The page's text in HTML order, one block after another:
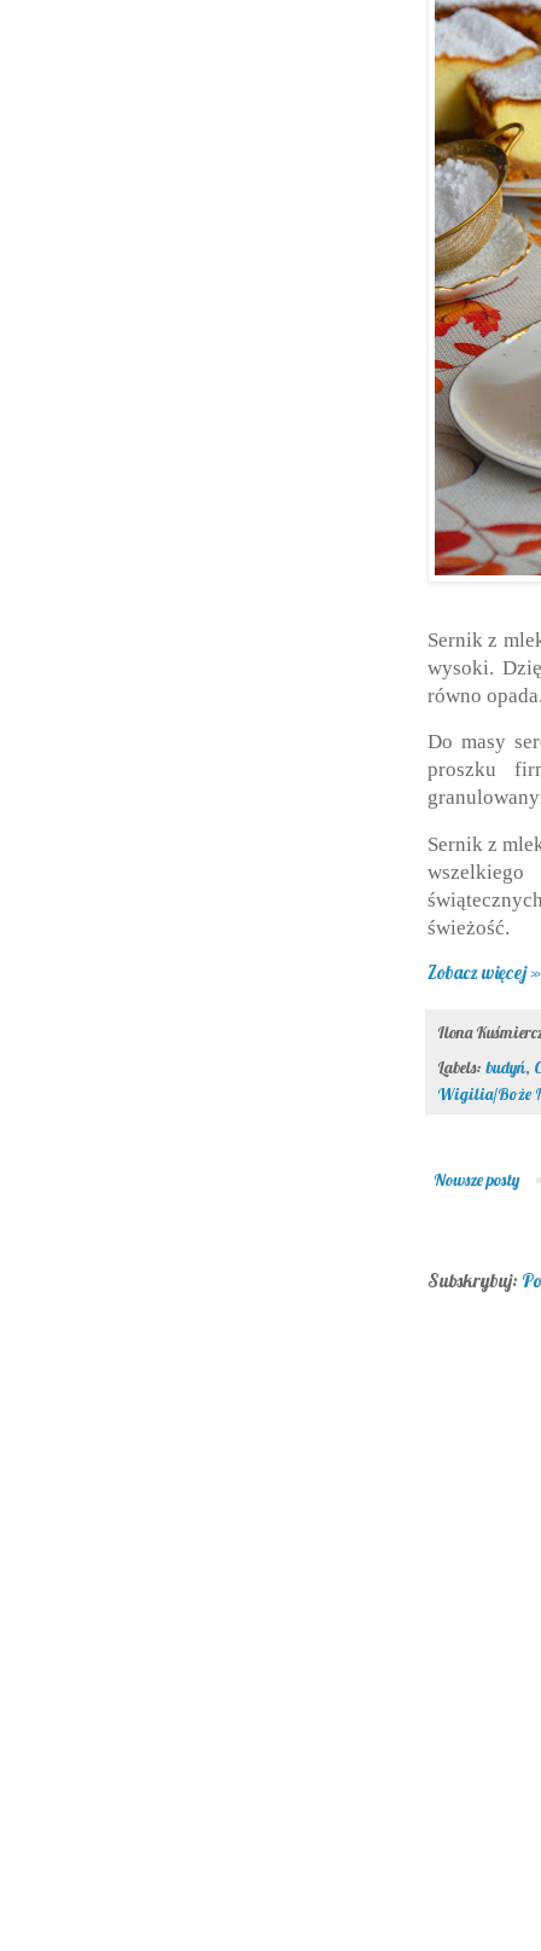
Sernik z
wysoki.
równo
Do masy
proszku
Sernik z
świeżość.
Zobacz więcej »
Ilona
Labels: budyń,
Wigilia/Boże
Nowsze posty
Subskrybuj: